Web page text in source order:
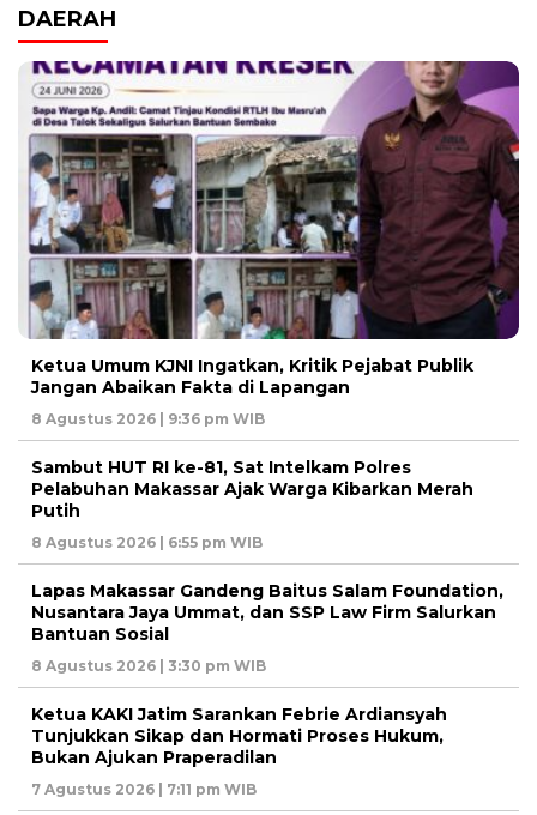
DAERAH
Ketua Umum KJNI Ingatkan, Kritik Pejabat Publik
Jangan Abaikan Fakta di Lapangan
8 Agustus 2026 | 9:36 pm WIB
Sambut HUT RI ke-81, Sat Intelkam Polres
Pelabuhan Makassar Ajak Warga Kibarkan Merah
Putih
8 Agustus 2026 | 6:55 pm WIB
Lapas Makassar Gandeng Baitus Salam Foundation,
Nusantara Jaya Ummat, dan SSP Law Firm Salurkan
Bantuan Sosial
8 Agustus 2026 | 3:30 pm WIB
Ketua KAKI Jatim Sarankan Febrie Ardiansyah
Tunjukkan Sikap dan Hormati Proses Hukum,
Bukan Ajukan Praperadilan
7 Agustus 2026 | 7:11 pm WIB